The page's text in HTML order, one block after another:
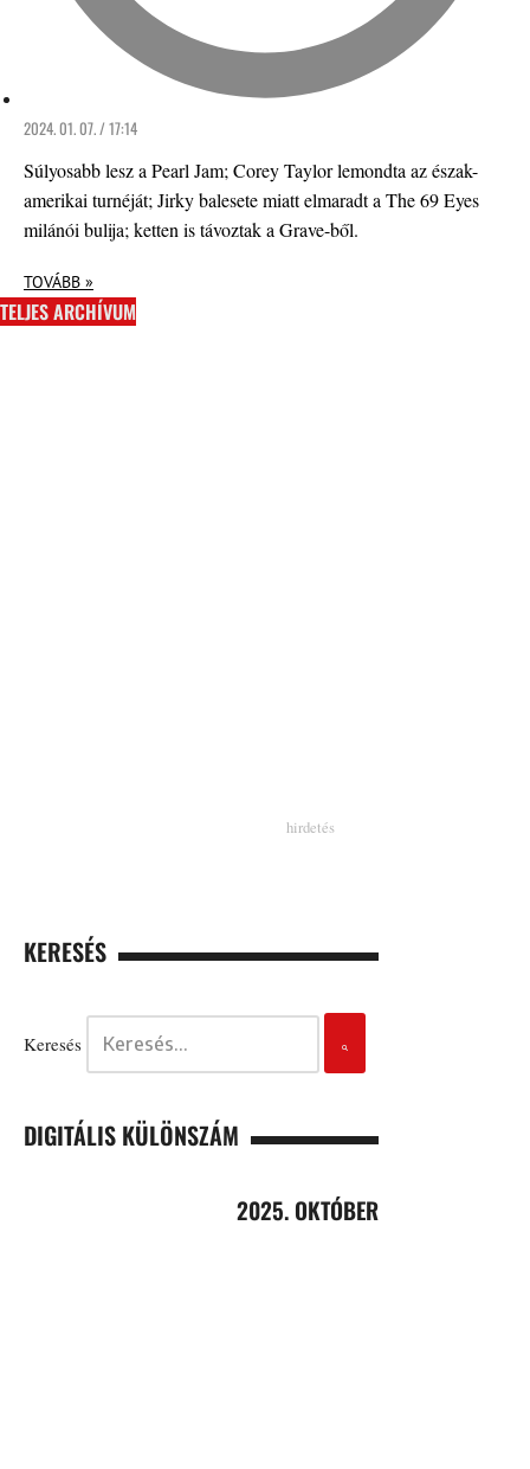
2024. 01. 07. / 17:14
Súlyosabb lesz a Pearl Jam; Corey Taylor lemondta az észak-
amerikai turnéját; Jirky balesete miatt elmaradt a The 69 Eyes
milánói bulija; ketten is távoztak a Grave-ből.
TOVÁBB »
TELJES ARCHÍVUM
KERESÉS
Keresés
DIGITÁLIS KÜLÖNSZÁM
2025. OKTÓBER